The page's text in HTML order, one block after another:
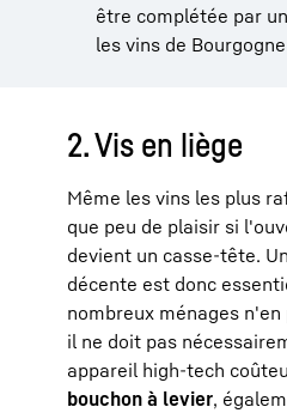
être complétée par
les vins de Bourgogne
2. Vis en liège
Même les vins les plus
que peu de plaisir si
devient un casse-tête.
décente est donc
nombreux ménages
il ne doit pas
appareil high-tech
bouchon à levier,